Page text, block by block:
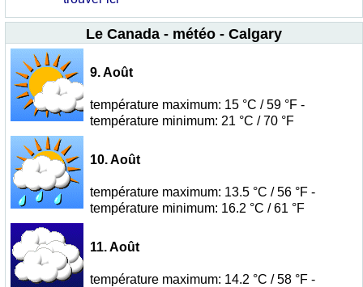
Le Canada - météo - Calgary
9. Août
température maximum: 15 °C / 59 °F -
température minimum: 21 °C / 70 °F
10. Août
température maximum: 13.5 °C / 56 °F -
température minimum: 16.2 °C / 61 °F
11. Août
température maximum: 14.2 °C / 58 °F -